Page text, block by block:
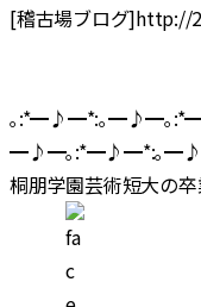
[稽古場ブログ]http://
｡:*━♪━*:｡━♪━｡
━♪━｡:*━♪━*:｡━♪
桐朋学園芸術短大の